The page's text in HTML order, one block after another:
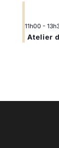
11h00 -
Atelier